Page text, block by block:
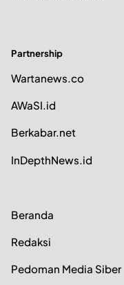
Partnership
Wartanews.co
AWaSI.id
Berkabar.net
InDepthNews.id
Beranda
Redaksi
Pedoman Media Siber